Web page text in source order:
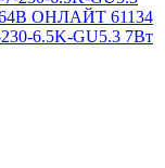
6.5K-GU5.3 7Вт